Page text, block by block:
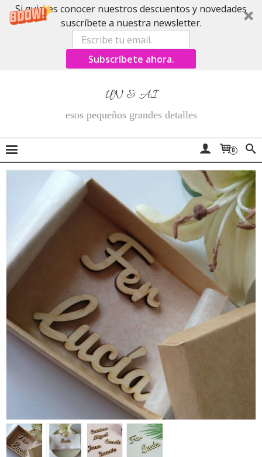
Si quieres conocer nuestros descuentos y novedades
suscríbete a nuestra newsletter.
Subscríbete ahora.
UN & AI
esos pequeños grandes detalles
0